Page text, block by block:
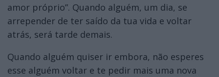
amor próprio”. Quando alguém, um dia, se
arrepender de ter saído da tua vida e voltar
atrás, será tarde demais.
Quando alguém quiser ir embora, não esperes
esse alguém voltar e te pedir mais uma nova